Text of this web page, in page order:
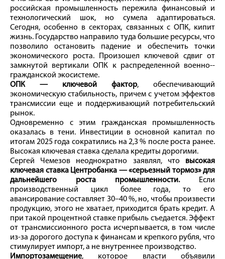
российская промышленность пережила финансовый и
технологический шок, но сумела адаптироваться.
Сегодня, особенно в секторах, связанных с ОПК, кипит
жизнь. Государство направило туда большие ресурсы, что
позволило остановить падение и обеспечить точки
экономического роста. Произошел ключевой сдвиг от
замкнутой вертикали ОПК к распределенной военно-­
гражданской экосистеме.
ОПК — ключевой фактор, обеспечивающий
экономическую стабильность, причем с учетом эффектов
трансмиссии еще и поддерживающий потребительский
рынок.
Одновременно с этим гражданская промышленность
оказалась в тени. Инвестиции в основной капитал по
итогам 2025 года сократились на 2,3 % после роста ранее.
Высокая ключевая ставка сделала кредиты дорогими.
Сергей Чемезов неоднократно заявлял, что высокая
ключевая ставка Центробанка — «серьезный тормоз» для
дальнейшего роста промышленности.Если
производственный цикл более года, то его
авансирование составляет 30–40 %, но, чтобы произвести
продукцию, этого не хватает, приходится брать кредит. А
при такой процентной ставке прибыль съедается. Эффект
от трансмиссионного роста исчерпывается, в том числе
из-за дорогого доступа к финансам и крепкого руб­ля, что
стимулирует импорт, а не внутреннее производство.
Импортозамещение, которое власти объявили